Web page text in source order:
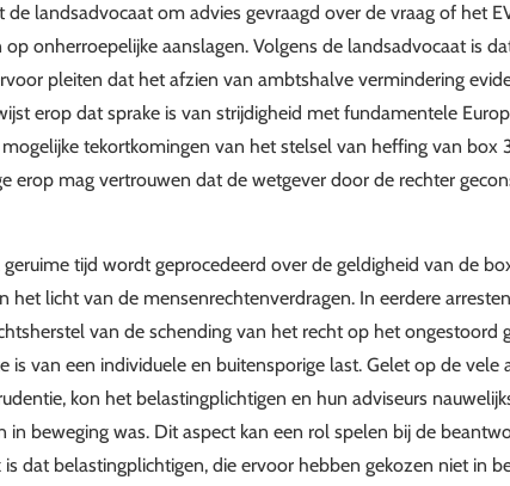
de landsadvocaat om advies gevraagd over de vraag of het
onherroepelijke aanslagen. Volgens de landsadvocaat is
pleiten dat het afzien van ambtshalve vermindering
erop dat sprake is van strijdigheid met fundamentele
tekortkomingen van het stelsel van heffing van box
erop mag vertrouwen dat de wetgever door de rechter
tijd wordt geprocedeerd over de geldigheid van de
het licht van de mensenrechtenverdragen. In eerdere
van de schending van het recht op het ongestoord
is van een individuele en buitensporige last. Gelet op de vele
kon het belastingplichtigen en hun adviseurs
in beweging was. Dit aspect kan een rol spelen bij de
dat belastingplichtigen, die ervoor hebben gekozen niet in